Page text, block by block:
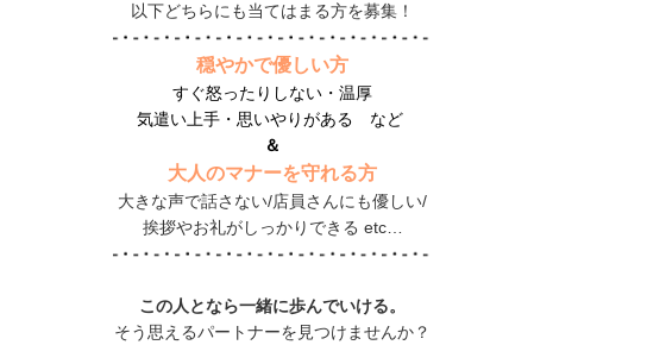
以下どちらにも当てはまる方を募集！
穏やかで優しい方
すぐ怒ったりしない・温厚
気遣い上手・思いやりがある など
＆
大人のマナーを守れる方
大きな声で話さない/店員さんにも優しい/
挨拶やお礼がしっかりできる etc…
この人となら一緒に歩んでいける。
そう思えるパートナーを見つけませんか？